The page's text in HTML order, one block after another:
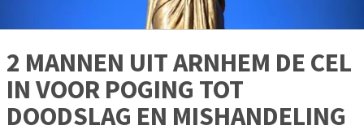
2 MANNEN UIT ARNHEM DE CEL
IN VOOR POGING TOT
DOODSLAG EN MISHANDELING